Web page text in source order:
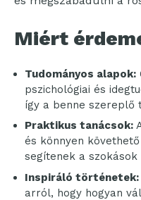
Miért
Tudományos alapok:
pszichológiai és
így a benne szereplő
Praktikus tanácsok:
és könnyen
segítenek a
Inspiráló történetek:
arról, hogy hogyan